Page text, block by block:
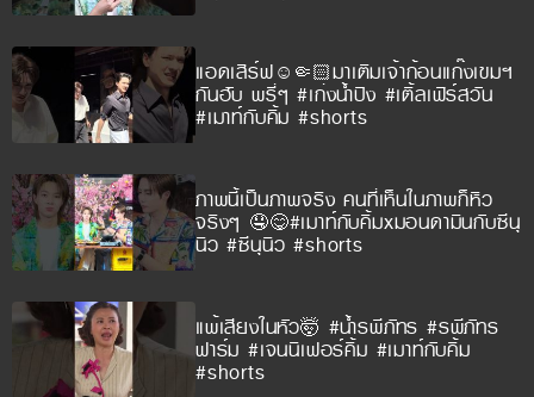
แอดเสิร์ฟ☺️🤏🏻มาเติมเจ้าก้อนแก๊งเขมฯ
กันฮับ พรี่ๆ #เก่งน้ำปิง #เติ้ลเฟิร์สวัน
#เมาท์กับคิ้ม #shorts
ภาพนี้เป็นภาพจริง คนที่เห็นในภาพก็หิว
จริงๆ 🤤😋#เมาท์กับคิ้มxมอนดามินกับซีนุ
นิว #ซีนุนิว #shorts
แพ้เสียงในหัว🤯 #น้ำรพีภัทร #รพีภัทร
ฟาร์ม #เจนนิเฟอร์คิ้ม #เมาท์กับคิ้ม
#shorts